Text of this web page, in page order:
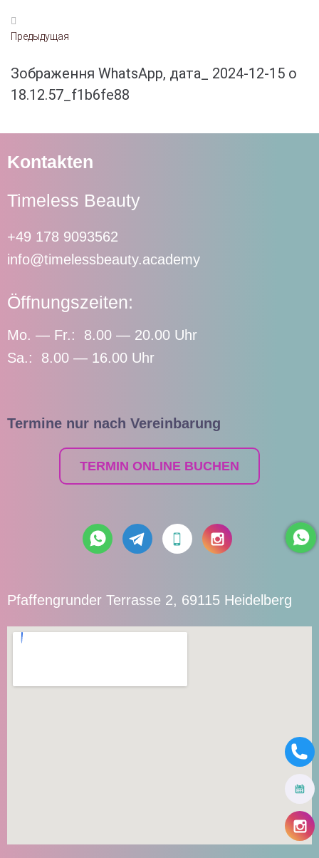
Предыдущая
Зображення WhatsApp, дата_ 2024-12-15 о
18.12.57_f1b6fe88
Kontakten
Timeless Beauty
+49 178 9093562
info@timelessbeauty.academy
Öffnungszeiten:
Mo. — Fr.: 8.00 — 20.00 Uhr
Sa.: 8.00 — 16.00 Uhr
Termine nur nach Vereinbarung
TERMIN ONLINE BUCHEN
Pfaffengrunder Terrasse 2, 69115 Heidelberg